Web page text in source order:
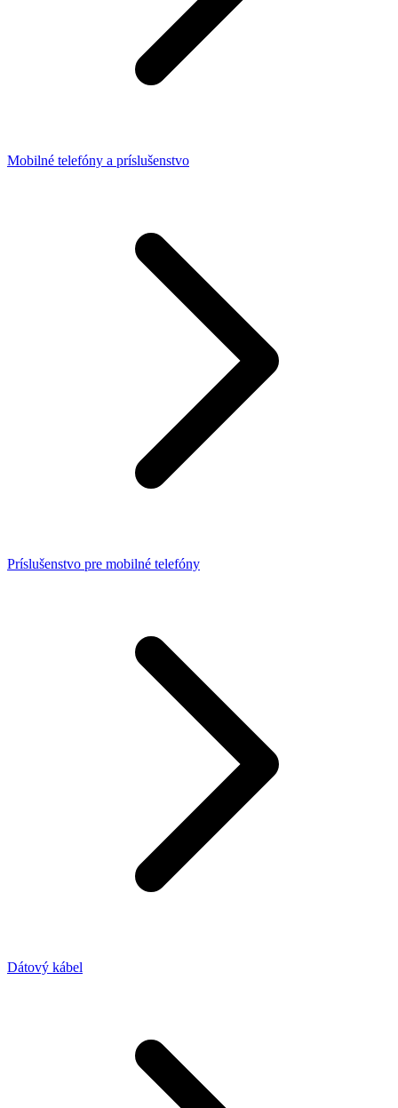
Mobilné telefóny a príslušenstvo
Príslušenstvo pre mobilné telefóny
Dátový kábel